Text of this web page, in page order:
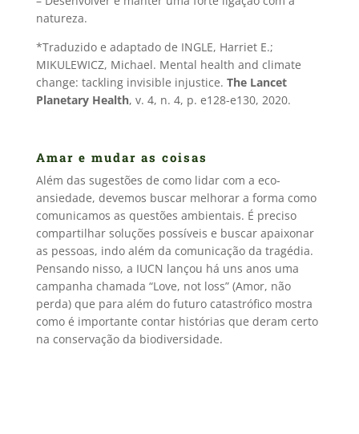
natureza.
*Traduzido e adaptado de INGLE, Harriet E.;
MIKULEWICZ, Michael. Mental health and climate
change: tackling invisible injustice. The Lancet
Planetary Health, v. 4, n. 4, p. e128-e130, 2020.
Amar e mudar as coisas
Além das sugestões de como lidar com a eco-
ansiedade, devemos buscar melhorar a forma como
comunicamos as questões ambientais. É preciso
compartilhar soluções possíveis e buscar apaixonar
as pessoas, indo além da comunicação da tragédia.
Pensando nisso, a IUCN lançou há uns anos uma
campanha chamada “Love, not loss” (Amor, não
perda) que para além do futuro catastrófico mostra
como é importante contar histórias que deram certo
na conservação da biodiversidade.